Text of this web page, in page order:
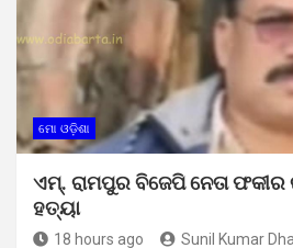
ମୋ ଓଡ଼ିଶା
ଏମ୍. ରାମପୁର ବିଜେପି ନେତା
ହତ୍ୟା
18 hours ago Sunil Kumar